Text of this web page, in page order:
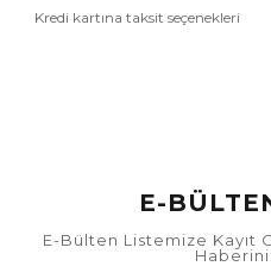
Kredi kartına taksit seçenekleri
E-
E-Bülten Listemize Kayıt